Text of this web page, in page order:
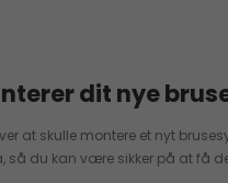
dit nye
at skulle montere et nyt
så du kan være sikker på at få